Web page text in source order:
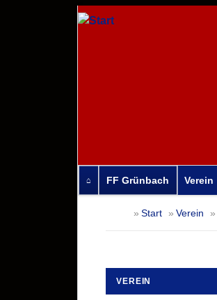
FF Grünbach Verein
überspringen
Start Verein
VEREIN